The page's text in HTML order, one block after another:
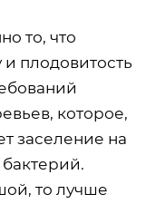
то, что
и плодовитость
которое,
заселение на
то лучше